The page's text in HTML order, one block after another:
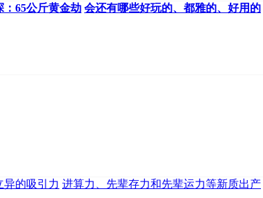
65公斤黄金劫 会还有哪些好玩的、都雅的、好用的
异的吸引力 进算力、先辈存力和先辈运力等新质出产